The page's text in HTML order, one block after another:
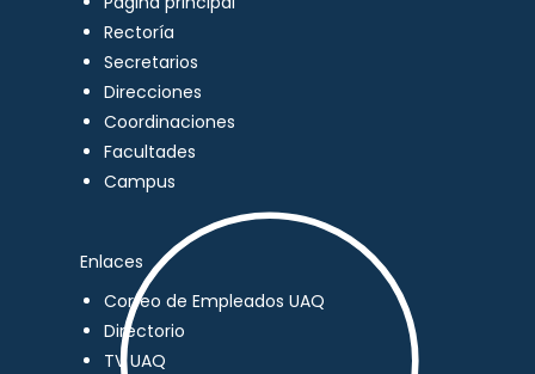
Rectoría
Secretarios
Direcciones
Coordinaciones
Facultades
Campus
Enlaces
Correo de Empleados UAQ
Directorio
TV UAQ